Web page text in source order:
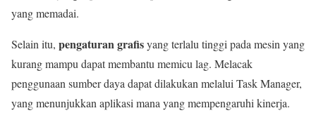
yang memadai.
Selain itu, pengaturan grafisyang terlalu tinggi pada mesin yang
kurang mampu dapat membantu memicu lag. Melacak
penggunaan sumber daya dapat dilakukan melalui Task Manager,
yang menunjukkan aplikasi mana yang mempengaruhi kinerja.